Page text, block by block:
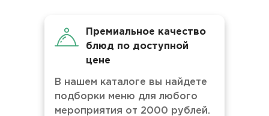
Премиальное качество
блюд по доступной
цене
В нашем каталоге вы найдете
подборки меню для любого
мероприятия от 2000 рублей.